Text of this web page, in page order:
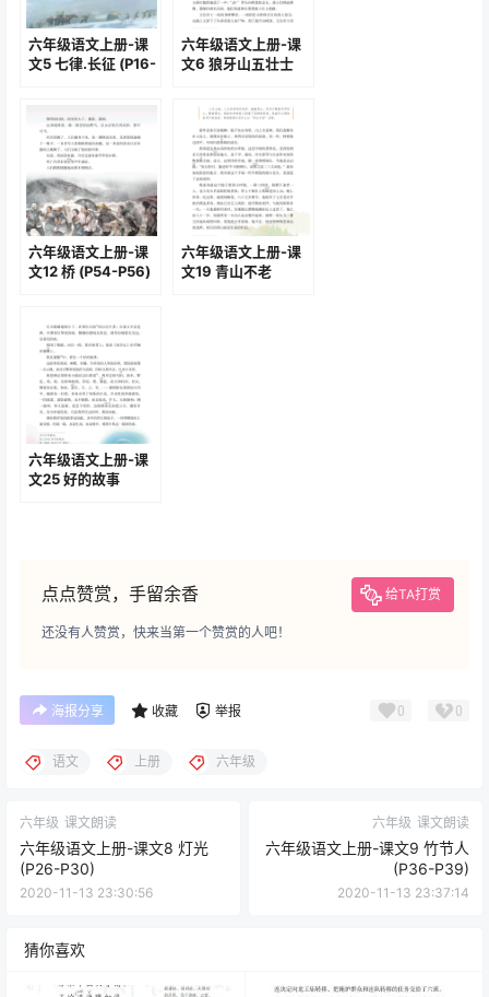
六年级语文上册-课
文5 七律.长征 (P16-
六年级语文上册-课
文6 狼牙山五壮士
六年级语文上册-课
文12 桥 (P54-P56)
六年级语文上册-课
文19 青山不老
六年级语文上册-课
文25 好的故事
点点赞赏，手留余香 给TA打赏
还没有人赞赏，快来当第一个赞赏的人吧！
海报分享 收藏 举报 0 0
语文 上册 六年级
六年级 课文朗读
六年级语文上册-课文8 灯光
(P26-P30)
2020-11-13 23:30:56
六年级 课文朗读
六年级语文上册-课文9 竹节人
(P36-P39)
2020-11-13 23:37:14
猜你喜欢